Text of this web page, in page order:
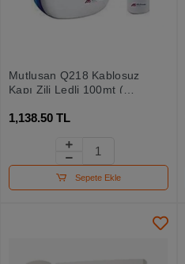
Mutlusan Q218 Kablosuz
Kapı Zili Ledli 100mt (
1,138.50 TL
Sepete Ekle